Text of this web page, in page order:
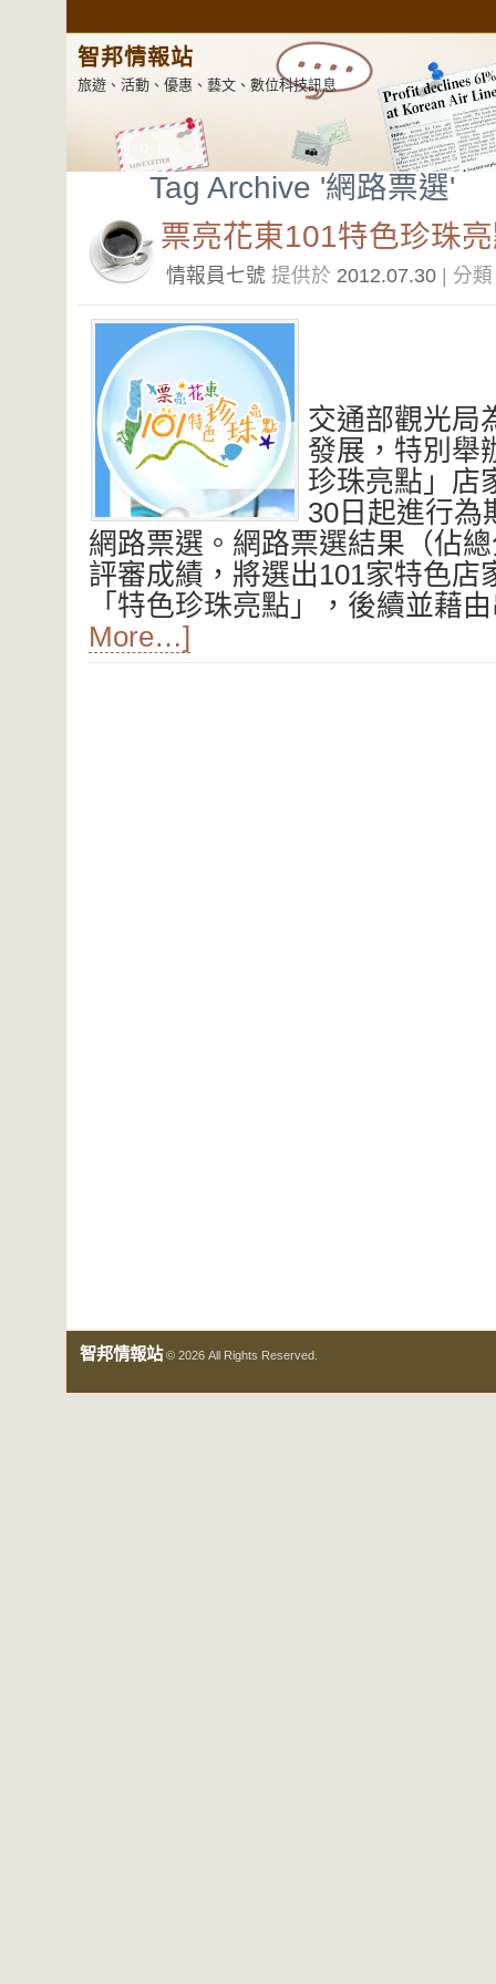
智邦情報站
旅遊、活動、優惠、藝文、數位科技訊息
Tag Archive '網路票選'
票亮花東101特色珍珠
情報員七號 提供於 2012.07.30 | 分
交通部觀光局
發展，特別舉
珍珠亮點」店
30日起進行為
網路票選。網路票選結果（佔
評審成績，將選出101家特色店
「特色珍珠亮點」，後續並藉
More…]
智邦情報站© 2026 All Rights Reserved.